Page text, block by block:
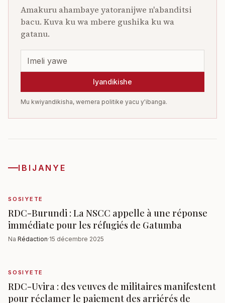
Amakuru ahambaye yatoranijwe n'abanditsi
bacu. Kuva ku wa mbere gushika ku wa
gatanu.
Iyandikishe
Mu kwiyandikisha, wemera politike yacu y'ibanga.
IBIJANYE
SOSIYETE
RDC-Burundi : La NSCC appelle à une réponse
immédiate pour les réfugiés de Gatumba
Na Rédaction·15 décembre 2025
SOSIYETE
RDC-Uvira : des veuves de militaires manifestent
pour réclamer le paiement des arriérés de